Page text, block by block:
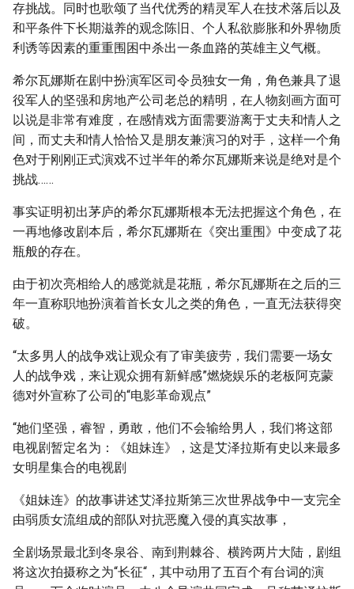
存挑战。同时也歌颂了当代优秀的精灵军人在技术落后以及
和平条件下长期滋养的观念陈旧、个人私欲膨胀和外界物质
利诱等因素的重重围困中杀出一条血路的英雄主义气概。
希尔瓦娜斯在剧中扮演军区司令员独女一角，角色兼具了退
役军人的坚强和房地产公司老总的精明，在人物刻画方面可
以说是非常有难度，在感情戏方面需要游离于丈夫和情人之
间，而丈夫和情人恰恰又是朋友兼演习的对手，这样一个角
色对于刚刚正式演戏不过半年的希尔瓦娜斯来说是绝对是个
挑战……
事实证明初出茅庐的希尔瓦娜斯根本无法把握这个角色，在
一再地修改剧本后，希尔瓦娜斯在《突出重围》中变成了花
瓶般的存在。
由于初次亮相给人的感觉就是花瓶，希尔瓦娜斯在之后的三
年一直称职地扮演着首长女儿之类的角色，一直无法获得突
破。
“太多男人的战争戏让观众有了审美疲劳，我们需要一场女
人的战争戏，来让观众拥有新鲜感”燃烧娱乐的老板阿克蒙
德对外宣称了公司的“电影革命观点”
“她们坚强，睿智，勇敢，他们不会输给男人，我们将这部
电视剧暂定名为：《姐妹连》，这是艾泽拉斯有史以来最多
女明星集合的电视剧
《姐妹连》的故事讲述艾泽拉斯第三次世界战争中一支完全
由弱质女流组成的部队对抗恶魔入侵的真实故事，
全剧场景最北到冬泉谷、南到荆棘谷、横跨两片大陆，剧组
将这次拍摄称之为“长征“，其中动用了五百个有台词的演